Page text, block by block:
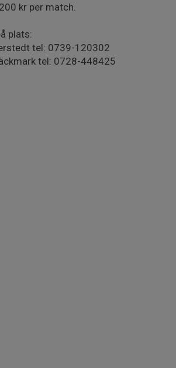
kr per match.
plats:
tel: 0739-120302
tel: 0728-448425